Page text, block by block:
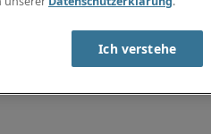
Ich verstehe